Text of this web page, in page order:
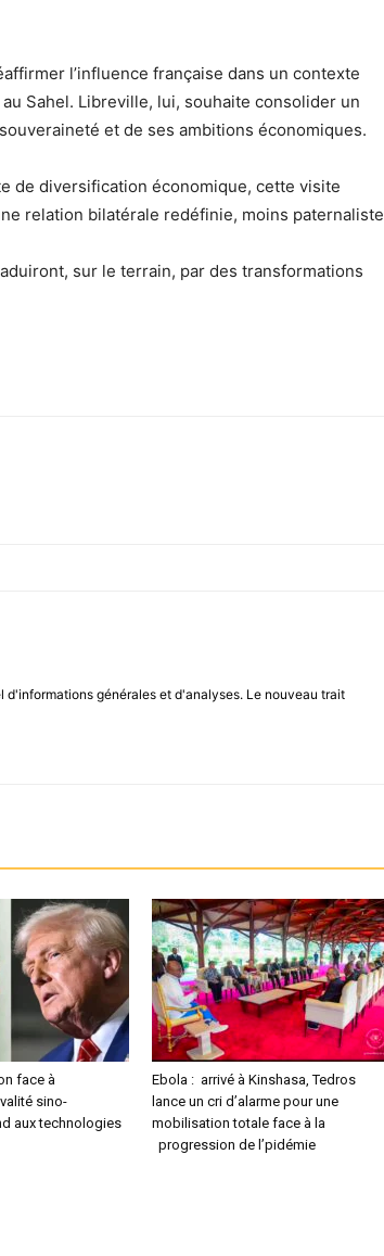
l’influence française dans un contexte
Sahel. Libreville, lui, souhaite consolider un
et de ses ambitions économiques.
de diversification économique, cette visite
relation bilatérale redéfinie, moins paternaliste
sur le terrain, par des transformations
d'informations générales et d'analyses. Le nouveau trait
face à
sino-
aux technologies
Ebola : arrivé à Kinshasa, Tedros
lance un cri d’alarme pour une
mobilisation totale face à la
progression de l’pidémie